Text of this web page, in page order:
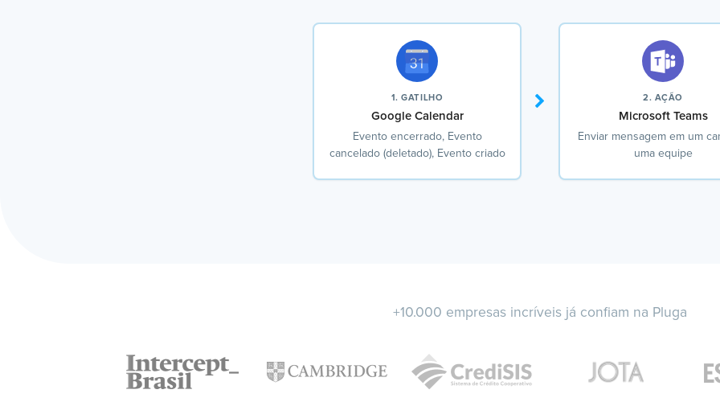
1. GATILHO
Google Calendar
Evento encerrado, Evento
cancelado (deletado), Evento criado
2. AÇÃO
Microsoft Teams
Enviar mensagem em um
uma equipe
+10.000 empresas incríveis já confiam na Pluga